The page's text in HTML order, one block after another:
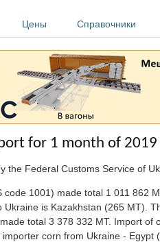
Цены Справочники
for 1 month of
the Federal Customs Service of
code 1001) made total 1 011 862
is Kazakhstan (265 MT).
total 3 378 332 MT. Import
corn from Ukraine - Egypt